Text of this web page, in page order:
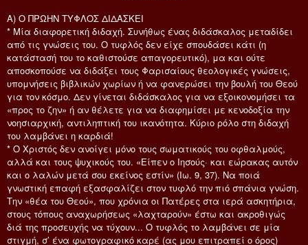
Α) Ο ΠΡΩΗΝ ΤΥΦΛΟΣ ΔΙΔΑΣΚΕΙ
* Μία διαφορετική διδαχή. Συνήθως ένας διδάσκαλος μεταδίδει
από τις γνώσεις του. Ο τυφλός δεν είχε σπουδάσει κάτι (η
κατάστασή του το καθιστούσε απαγορευτικό), μα και ούτε
αποσκοπούσε να διδάξει τους Φαρισαίους θεολογικές γνώσεις,
υπομνήσεις βιβλικών χωρίων ή να φανερώσει την βουλή του Θεού
για τον κόσμο. Δεν γίνεται διδάσκαλος για να εξοικονομήσει τα
«προς το ζην» ή αν θέλετε για να διαφημίσει με κενοδοξία την
νοησιαρχική, αντιληπτική του ικανότητα. Κύριο ρόλο στη διδαχή
του λαμβάνει η καρδιά!
* Ο Χριστός δεν ανοίγει μόνο τους σωματικούς του οφθαλμούς,
αλλά και τους ψυχικούς του. «Είπεν ο Ιησούς· και εώρακας αυτόν
και ο λαλών μετά σου εκείνος εστίν» (Ιω. 9, 37). Να ποιά
γνωστική επαφή εξασφαλίζει στον τυφλό την πιό σπάνια γνώση.
Την «θέα του Θεού», που χρόνια οι Πατέρες στα ιερά ασκητήρια,
στους τόπους αναχωρήσεως «λαχταρούν» έστω και ακροθιγώς
διά της προσευχής να τύχουν... Ο τυφλός το λαμβάνει σε μία
στιγμή, σ’ ένα φωτογραφικό καρέ (ας μου επιτραπεί ο όρος)